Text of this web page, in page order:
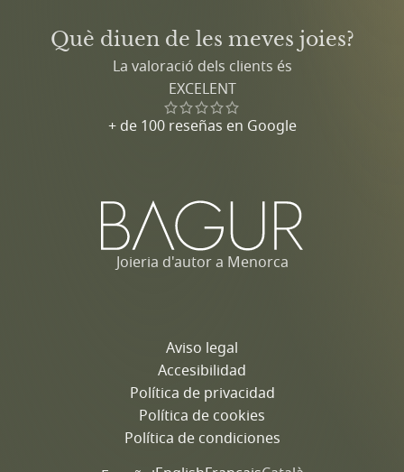
Què diuen de les meves joies?
La valoració dels clients és
EXCELENT
+ de 100 reseñas en Google
Joieria d'autor a Menorca
Aviso legal
Accesibilidad
Política de privacidad
Política de cookies
Política de condiciones